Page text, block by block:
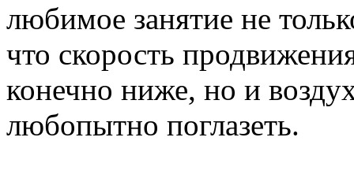
любимое занятие не
что скорость
конечно ниже, но и
любопытно поглазеть.